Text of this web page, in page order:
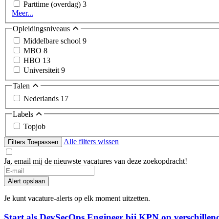
Parttime (overdag) 3
Meer...
Opleidingsniveaus
Middelbare school 9
MBO 8
HBO 13
Universiteit 9
Talen
Nederlands 17
Labels
Topjob
Filters Toepassen Alle filters wissen
Ja, email mij de nieuwste vacatures van deze zoekopdracht!
Alert opslaan
Je kunt vacature-alerts op elk moment uitzetten.